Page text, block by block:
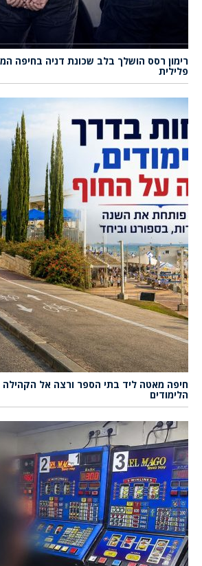
רימון רסס הושלך בלב שכונת דניה בחיפה
פלילית
חיפה מאטה ליד בתי הספר ורצה אל
הלימודים